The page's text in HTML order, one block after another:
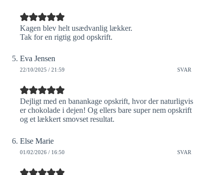
Kagen blev helt usædvanlig lækker.
Tak for en rigtig god opskrift.
Eva Jensen
22/10/2025 / 21:59 SVAR
Dejligt med en banankage opskrift, hvor der naturligvis
er chokolade i dejen! Og ellers bare super nem opskrift
og et lækkert smovset resultat.
Else Marie
01/02/2026 / 16:50 SVAR